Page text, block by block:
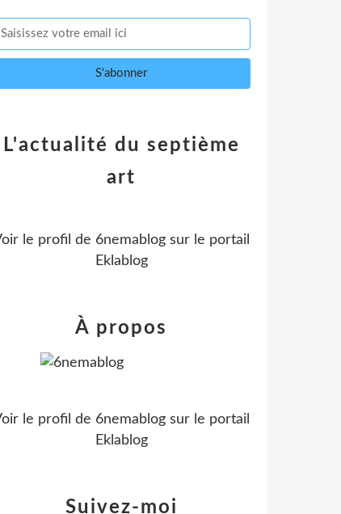
L'actualité du septième
art
le profil de 6nemablog sur le portail
Eklablog
Suivez-moi
À propos
le profil de 6nemablog sur le portail
Eklablog